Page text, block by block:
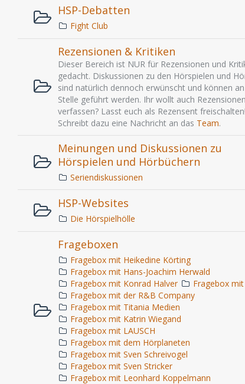
HSP-Debatten
Fight Club
Rezensionen & Kritiken
Dieser Bereich ist NUR für Rezensionen und
gedacht. Diskussionen zu den Hörspielen und
sind natürlich dennoch erwünscht und können
Stelle geführt werden. Ihr wollt auch Rezensionen
verfassen? Lasst euch als Rezensent freischalten!
Schreibt dazu eine Nachricht an das Team.
Meinungen und Diskussionen zu
Hörspielen und Hörbüchern
Seriendiskussionen
HSP-Websites
Die Hörspielhölle
Frageboxen
Fragebox mit Heikedine Körting
Fragebox mit Hans-Joachim Herwald
Fragebox mit Konrad Halver
Fragebox mit
Fragebox mit der R&B Company
Fragebox mit Titania Medien
Fragebox mit Katrin Wiegand
Fragebox mit LAUSCH
Fragebox mit dem Hörplaneten
Fragebox mit Sven Schreivogel
Fragebox mit Sven Stricker
Fragebox mit Leonhard Koppelmann